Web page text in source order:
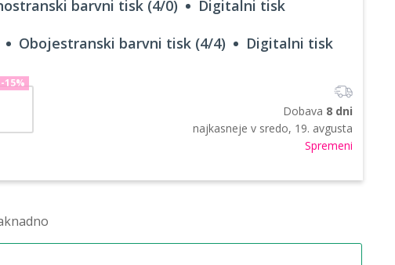
barvni tisk (4/0) Digitalni tisk
Obojestranski barvni tisk (4/4) Digitalni tisk
-15%
Dobava 8 dni
najkasneje v sredo, 19. avgusta
Spremeni